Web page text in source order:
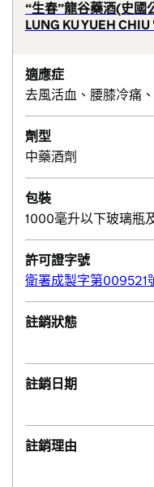
“生春”龍谷藥酒(史國
LUNG KU YUEH
適應症
去風活血、腰膝冷痛
劑型
中藥酒劑
包裝
1000毫升以下玻璃瓶
許可證字號
衛署成製字第009521
註銷狀態
註銷日期
註銷理由